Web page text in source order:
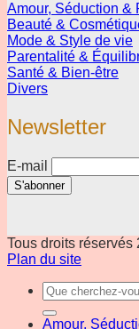
Amour, Séduction &
Beauté &
Mode & Style de vie
Parentalité &
Santé & Bien-être
Divers
Newsletter
E-mail
Tous droits réservés
Plan du site
Amour,